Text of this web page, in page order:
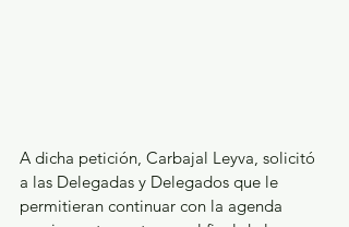
A dicha petición, Carbajal Leyva, solicitó
a las Delegadas y Delegados que le
permitieran continuar con la agenda